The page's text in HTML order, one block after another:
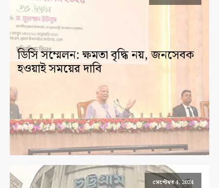
ডিসি সম্মেলন: ক্ষমতা বৃদ্ধি নয়, জনসেবক
হওয়াই সময়ের দাবি
সেপ্টেম্বর 4, 2024